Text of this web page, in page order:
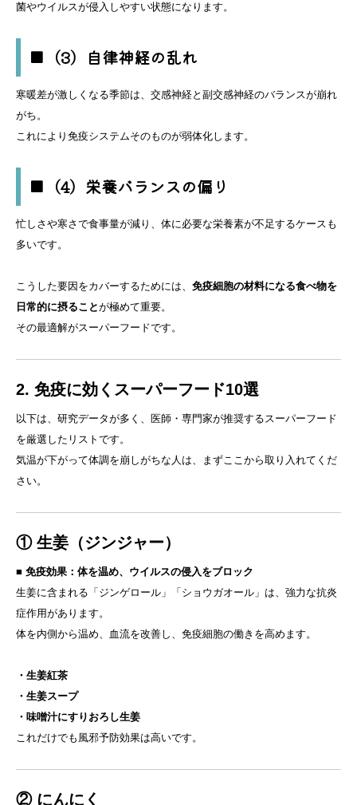
菌やウイルスが侵入しやすい状態になります。
■（3）自律神経の乱れ
寒暖差が激しくなる季節は、交感神経と副交感神経のバランスが崩れ
がち。
これにより免疫システムそのものが弱体化します。
■（4）栄養バランスの偏り
忙しさや寒さで食事量が減り、体に必要な栄養素が不足するケースも
多いです。
こうした要因をカバーするためには、 免疫細胞の材料になる食べ物を
日常的に摂ることが極めて重要。
その最適解がスーパーフードです。
2. 免疫に効くスーパーフード10選
以下は、研究データが多く、医師・専門家が推奨するスーパーフード
を厳選したリストです。
気温が下がって体調を崩しがちな人は、まずここから取り入れてくだ
さい。
① 生姜（ジンジャー）
■ 免疫効果：体を温め、ウイルスの侵入をブロック
生姜に含まれる「ジンゲロール」「ショウガオール」は、強力な抗炎
症作用があります。
体を内側から温め、血流を改善し、免疫細胞の働きを高めます。
・生姜紅茶
・生姜スープ
・味噌汁にすりおろし生姜
これだけでも風邪予防効果は高いです。
② にんにく